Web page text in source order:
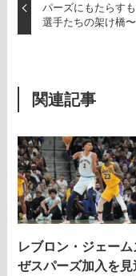
パーズにもたらす
選手たちの架け橋〜
関連記事
レブロン・ジェー
ぜスパーズ加入を見